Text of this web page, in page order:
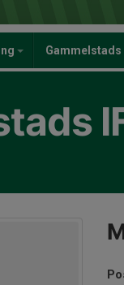
Gammelstads